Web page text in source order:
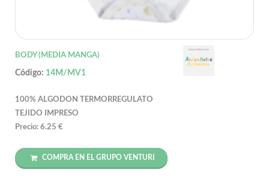
BODY (MEDIA MANGA)
Código: 14M/MV1
100% ALGODON TERMORREGULATO
TEJIDO IMPRESO
Precio: 6.25 €
COMPRA EN EL GRUPO VENTURI